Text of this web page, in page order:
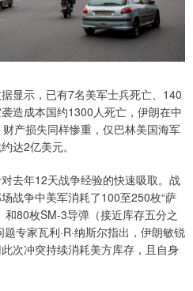
显示，已有7名美军士兵死亡、140
造成本国约1300人死亡，伊朗在中
产损失同样惨重，仅巴林美国海军
达2亿美元。
去年12天战争经验的快速吸取。战
战争中美军消耗了100至250枚“萨
80枚SM-3导弹（接近库存五分之
专家瓦利·R·纳斯尔指出，伊朗敏锐
次冲突持续消耗美方库存，且自身